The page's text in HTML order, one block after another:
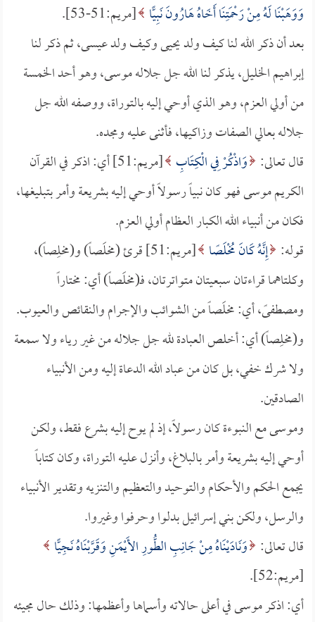
وَوَهَبْنَا لَهُ مِنْ رَحْمَتِنَا أَخَاهُ هَارُونَ نَبِيًّا [مريم:51-53].
بعد أن ذكر الله لنا كيف ولد يحيى وكيف ولد عيسى، ثم ذكر لنا
إبراهيم الخليل، يذكر لنا الله جل جلاله موسى، وهو أحد الخمسة
من أولي العزم، وهو الذي أوحي إليه بالتوراة، ووصفه الله جل
جلاله بعالي الصفات وزاكيها، فأثنى عليه ومجده.
قال تعالى: وَاذْكُرْ فِي الْكِتَابِ
[مريم:51] أي: اذكر في القرآن
الكريم موسى فهو كان نبياً رسولاً أوحي إليه بشريعة وأمر بتبليغها،
فكان من أنبياء الله الكبار العظام أولي العزم.
قوله: إِنَّهُ كَانَ مُخْلَصًا
[مريم:51] قرئ (مخلَصاً) و(مخلِصاً)،
وكلتاهما قراءتان سبعيتان متواترتان، فـ(مخلَصاً) أي: مختاراً
ومصطفىً، أي: مخلَصاً من الشوائب والإجرام والنقائص والعيوب.
و(مخلِصاً) أي: أخلص العبادة لله جل جلاله من غير رياء ولا سمعة
ولا شرك خفي، بل كان من عباد الله الدعاة إليه ومن الأنبياء
الصادقين.
وموسى مع النبوءة كان رسولاً، إذ لم يوح إليه بشرع فقط، ولكن
أوحي إليه بشريعة وأمر بالبلاغ، وأنزل عليه التوراة، وكان كتاباً
يجمع الحكم والأحكام والتوحيد والتعظيم والتنزيه وتقدير الأنبياء
والرسل، ولكن بني إسرائيل بدلوا وحرفوا وغيروا.
قال تعالى: وَنَادَيْنَاهُ مِنْ جَانِبِ الطُّورِ الأَيْمَنِ وَقَرَّبْنَاهُ نَجِيًّا
[مريم:52].
أي: اذكر موسى في أعلى حالاته وأسماها وأعظمها: وذلك حال مجيئه